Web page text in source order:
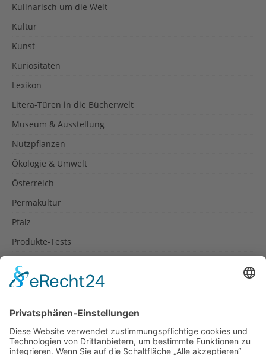
Kulinarisch um die Welt
Kultur
Kunst
Kuriositäten
Lexikon
Litera-Türen in die Bücherwelt
Museum & Ausstellung
Nutzpflanzen
Ökologie & Umwelt
Österreich
Permakultur
Pfalz
Produkte-Tests
Rezepte
Spanien
Südtirol